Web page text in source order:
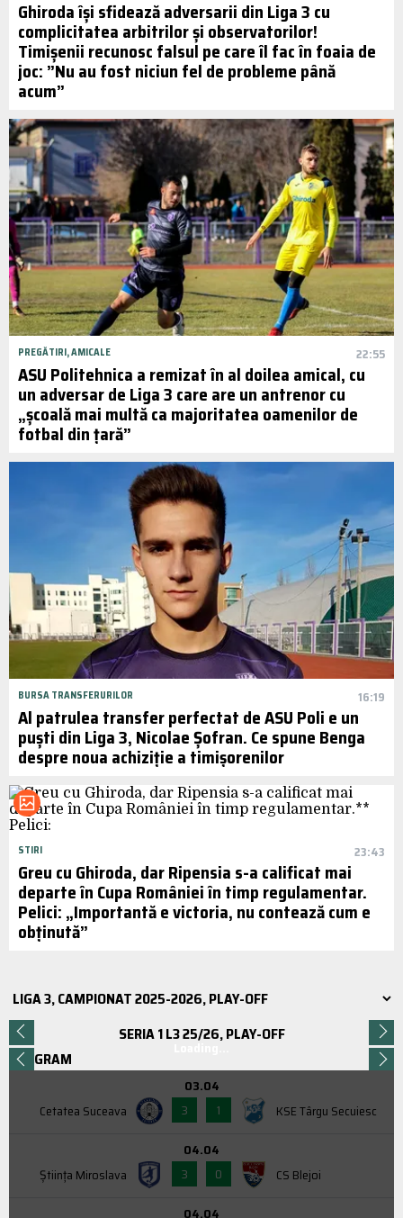
Ghiroda își sfidează adversarii din Liga 3 cu
complicitatea arbitrilor și observatorilor!
Timișenii recunosc falsul pe care îl fac în foaia de
joc: ”Nu au fost niciun fel de probleme până
acum”
PREGĂTIRI, AMICALE 22:55
ASU Politehnica a remizat în al doilea amical, cu
un adversar de Liga 3 care are un antrenor cu
„școală mai multă ca majoritatea oamenilor de
fotbal din țară”
BURSA TRANSFERURILOR 16:19
Al patrulea transfer perfectat de ASU Poli e un
puști din Liga 3, Nicolae Șofran. Ce spune Benga
despre noua achiziție a timișorenilor
STIRI 23:43
Greu cu Ghiroda, dar Ripensia s-a calificat mai
departe în Cupa României în timp regulamentar.
Pelici: „Importantă e victoria, nu contează cum e
obținută”
SERIA 1 L3 25/26, PLAY-OFF
PROGRAM
Cetatea Suceava
03.04
3
1 KSE Târgu Secuiesc
Știința Miroslava
04.04
3
0 CS Blejoi
04.04